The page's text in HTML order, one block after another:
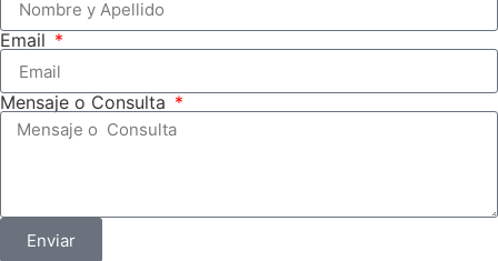
Email
Mensaje o Consulta
Enviar